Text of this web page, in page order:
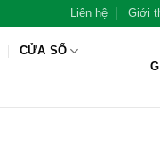
Liên hệ Giới
CỬA SỔ